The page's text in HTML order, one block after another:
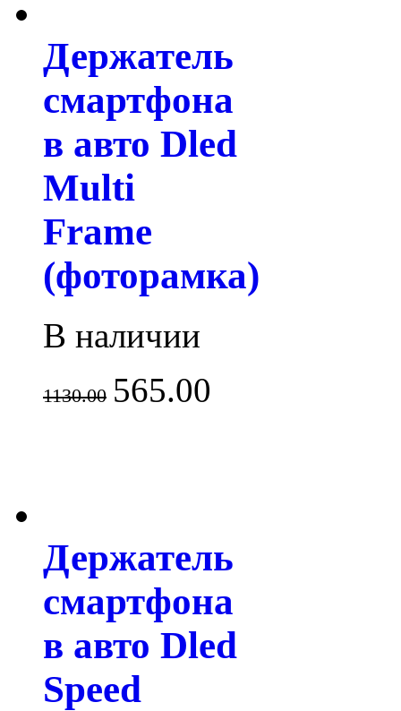
Держатель
смартфона
в авто Dled
Multi
Frame
(фоторамка)
В наличии
1130.00 565.00
Держатель
смартфона
в авто Dled
Speed